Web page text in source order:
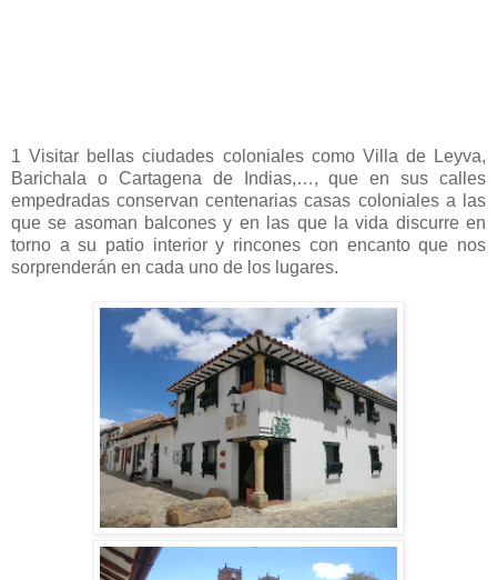
1 Visitar bellas ciudades coloniales como Villa de Leyva,
Barichala o Cartagena de Indias,…, que en sus calles
empedradas conservan centenarias casas coloniales a las
que se asoman balcones y en las que la vida discurre en
torno a su patio interior y rincones con encanto que nos
sorprenderán en cada uno de los lugares.